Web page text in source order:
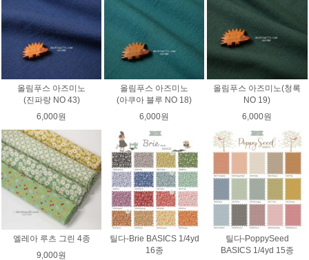
올림푸스 아즈미노
(진파랑 NO 43)
6,000원
올림푸스 아즈미노
(아쿠아 블루 NO 18)
6,000원
올림푸스 아즈미노(청록
NO 19)
6,000원
엘레아 루츠 그린 4종
9,000원
틸다-Brie BASICS 1/4yd
16종
틸다-PoppySeed
BASICS 1/4yd 15종